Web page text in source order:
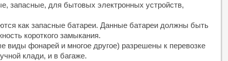
запасные, для бытовых электронных устройств,
как запасные батареи. Данные батареи должны быть
короткого замыкания.
виды фонарей и многое другое) разрешены к перевозке
клади, и в багаже.